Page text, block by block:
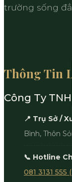
trường sống
Thông Tin
Công Ty
📍 Trụ Sở /
Bình, Thôn
📞 Hotline
081 3131 555